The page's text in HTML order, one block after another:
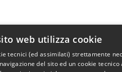
web utilizza cookie
tecnici (ed assimilati) strettamente
del sito ed un cookie tecnico